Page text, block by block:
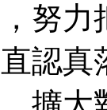
努
認